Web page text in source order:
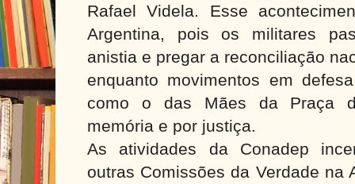
Rafael Videla. Esse
Argentina, pois os militares
anistia e pregar a reconciliação
enquanto movimentos em
como o das Mães da Praça
memória e por justiça.
As atividades da Conadep
outras Comissões da Verdade na